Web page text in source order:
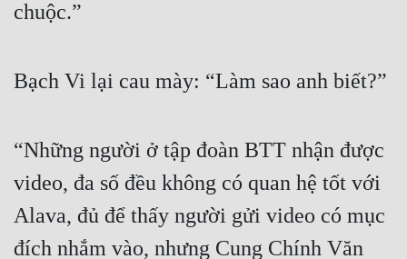
chuộc.”
Bạch Vi lại cau mày: “Làm sao anh biết?”
“Những người ở tập đoàn BTT nhận được
video, đa số đều không có quan hệ tốt với
Alava, đủ để thấy người gửi video có mục
đích nhắm vào, nhưng Cung Chính Văn